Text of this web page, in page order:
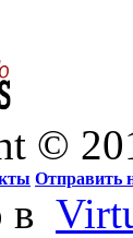
©
Отправить
в